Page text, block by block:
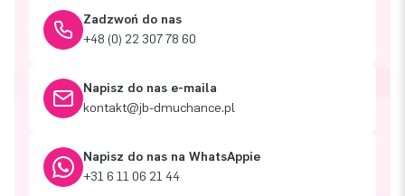
Zadzwoń do nas
+48 (0) 22 307 78 60
Napisz do nas e-maila
kontakt@jb-dmuchance.pl
Napisz do nas na WhatsAppie
+31 6 11 06 21 44